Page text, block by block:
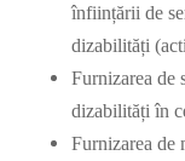
înființării de
dizabilități
Furnizarea de
dizabilități în
Furnizarea de